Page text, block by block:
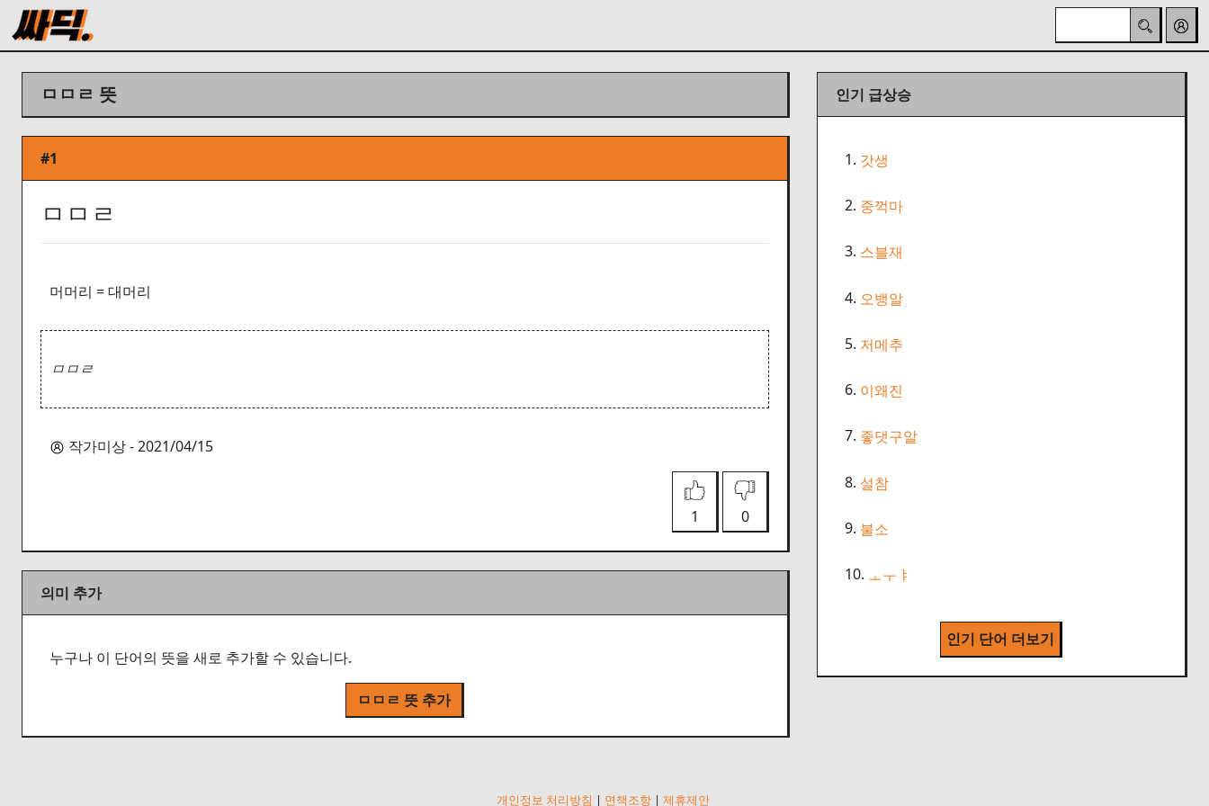
ㅁㅁㄹ 뜻
#1
ㅁㅁㄹ
머머리 = 대머리
ㅁㅁㄹ
작가미상 - 2021/04/15
1 0
의미 추가
누구나 이 단어의 뜻을 새로 추가할 수 있습니다.
ㅁㅁㄹ 뜻 추가
인기 급상승
1. 갓생
2. 중꺽마
3. 스블재
4. 오뱅알
5. 저메추
6. 이왜진
7. 좋댓구알
8. 설참
9. 불소
10. ㅗㅜㅑ
인기 단어 더보기
개인정보 처리방침 | 면책조항 | 제휴제안